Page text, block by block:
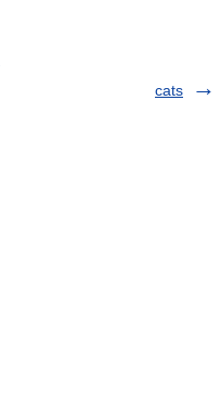
cats